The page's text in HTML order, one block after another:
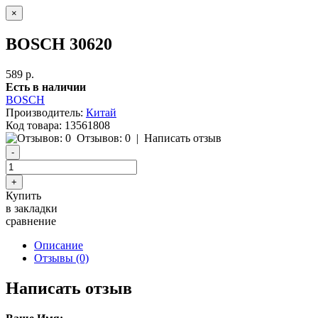
×
BOSCH 30620
589 р.
Есть в наличии
BOSCH
Производитель: Китай
Код товара: 13561808
Отзывов: 0 | Написать отзыв
Купить
в закладки
сравнение
Описание
Отзывы (0)
Написать отзыв